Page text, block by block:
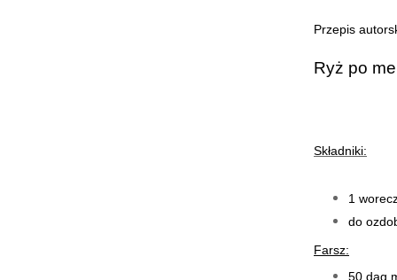
Przepis
Ryż po
Składniki:
1
do
Farsz:
50 dag